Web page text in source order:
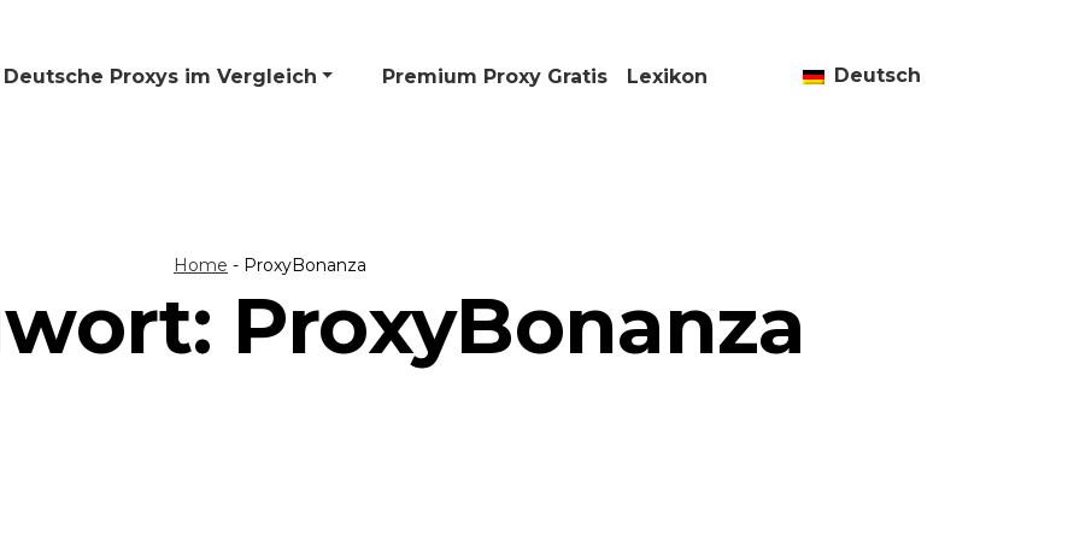
Deutsche Proxys im Vergleich 🎁 Premium Proxy Gratis Lexikon Deutsch
Home - ProxyBonanza
ProxyBonanza